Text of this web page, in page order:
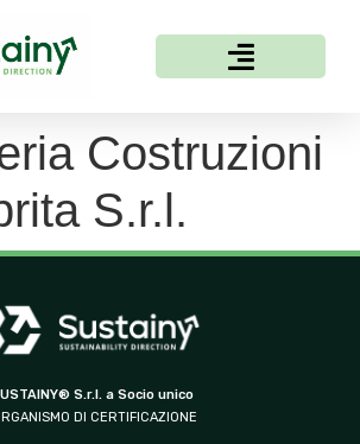
Costruzioni
S.r.l.
S.r.l. a Socio unico
DI CERTIFICAZIONE